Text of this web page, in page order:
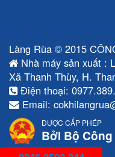
Làng Rùa © 2015
Nhà máy sản xuất :
Xã Thanh Thùy, H.
Điện thoại:
Email:
ĐƯỢC CẤP PHÉP
Bởi Bộ